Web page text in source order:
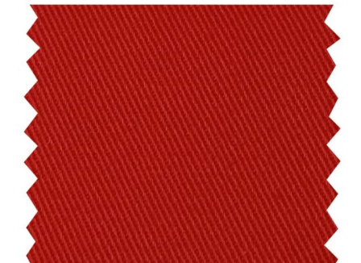
Datos personales:
He leído y acepto laPolítica de Privacidad